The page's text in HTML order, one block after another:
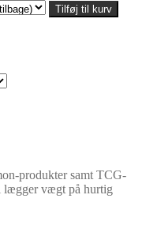
til
1.775,00kr.
Tilføj til kurv
produkter samt TCG-
lægger vægt på hurtig